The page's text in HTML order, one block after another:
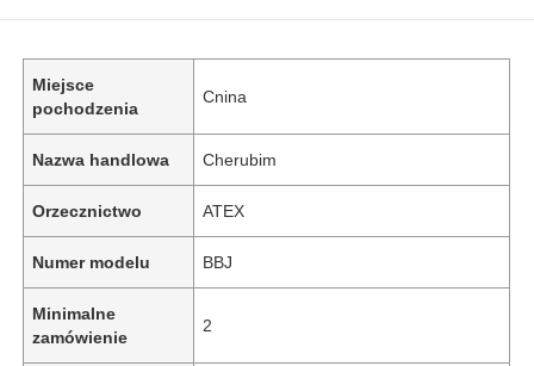
Miejsce
pochodzenia
Cnina
Nazwa handlowa Cherubim
Orzecznictwo ATEX
Numer modelu BBJ
Minimalne
zamówienie
2